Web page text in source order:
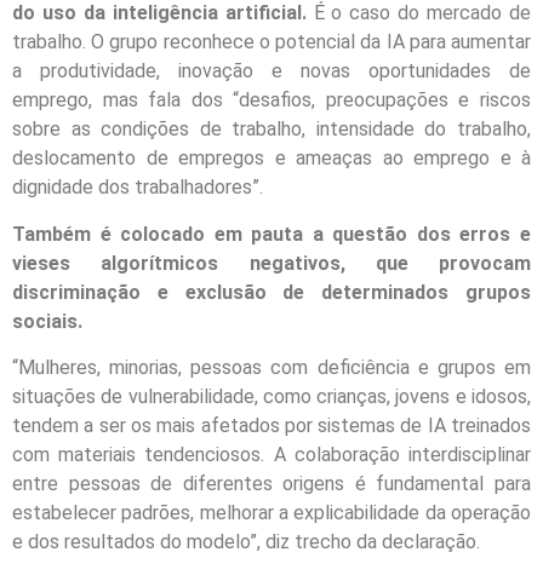
do uso da inteligência artificial.É o caso do mercado de
trabalho. O grupo reconhece o potencial da IA para aumentar
a produtividade, inovação e novas oportunidades de
emprego, mas fala dos “desafios, preocupações e riscos
sobre as condições de trabalho, intensidade do trabalho,
deslocamento de empregos e ameaças ao emprego e à
dignidade dos trabalhadores”.
Também é colocado em pauta a questão dos erros e
vieses algorítmicos negativos, que provocam
discriminação e exclusão de determinados grupos
sociais.
“Mulheres, minorias, pessoas com deficiência e grupos em
situações de vulnerabilidade, como crianças, jovens e idosos,
tendem a ser os mais afetados por sistemas de IA treinados
com materiais tendenciosos. A colaboração interdisciplinar
entre pessoas de diferentes origens é fundamental para
estabelecer padrões, melhorar a explicabilidade da operação
e dos resultados do modelo”, diz trecho da declaração.